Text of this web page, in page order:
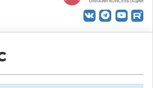
среде